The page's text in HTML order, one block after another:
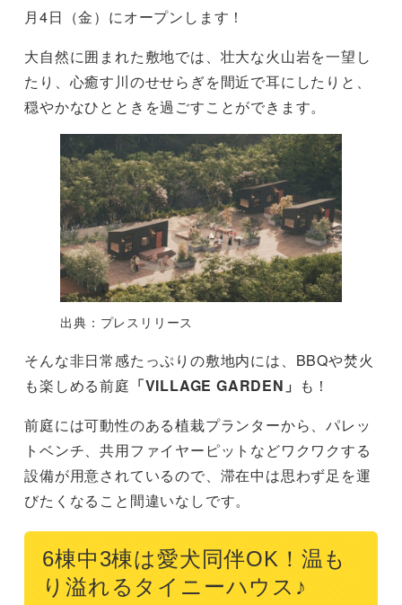
月4日（金）にオープンします！
大自然に囲まれた敷地では、壮大な火山岩を一望し
たり、心癒す川のせせらぎを間近で耳にしたりと、
穏やかなひとときを過ごすことができます。
出典：プレスリリース
そんな非日常感たっぷりの敷地内には、BBQや焚火
も楽しめる前庭 「VILLAGE GARDEN」 も！
前庭には可動性のある植栽プランターから、パレッ
トベンチ、共用ファイヤーピットなどワクワクする
設備が用意されているので、滞在中は思わず足を運
びたくなること間違いなしです。
6棟中3棟は愛犬同伴OK！温も
り溢れるタイニーハウス♪